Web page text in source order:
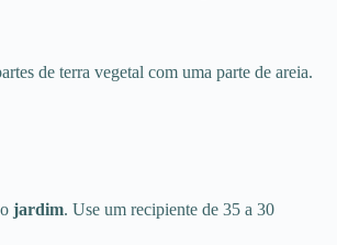
de terra vegetal com uma parte de areia.
jardim. Use um recipiente de 35 a 30